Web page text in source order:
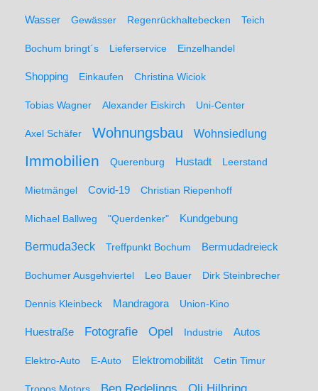
Wasser Gewässer Regenrückhaltebecken Teich
Bochum bringt´s Lieferservice Einzelhandel
Shopping Einkaufen Christina Wiciok
Tobias Wagner Alexander Eiskirch Uni-Center
Axel Schäfer Wohnungsbau Wohnsiedlung
Immobilien Querenburg Hustadt Leerstand
Mietmängel Covid-19 Christian Riepenhoff
Michael Ballweg "Querdenker" Kundgebung
Bermuda3eck Treffpunkt Bochum Bermudadreieck
Bochumer Ausgehviertel Leo Bauer Dirk Steinbrecher
Dennis Kleinbeck Mandragora Union-Kino
Huestraße Fotografie Opel Industrie Autos
Elektro-Auto E-Auto Elektromobilität Cetin Timur